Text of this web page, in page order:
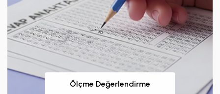
Ölçme Değerlendirme